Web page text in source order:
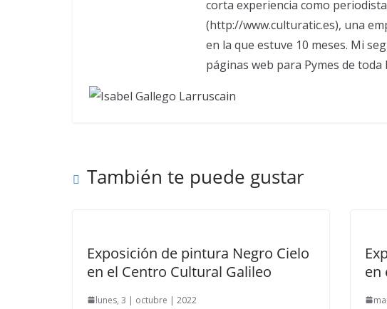
corta experiencia como
(http://www.culturatic.es), una
en la que estuve 10 meses. Mi
páginas web para Pymes de
También te puede gustar
Exposición de pintura Negro Cielo
en el Centro Cultural Galileo
lunes, 3 | octubre | 2022
en